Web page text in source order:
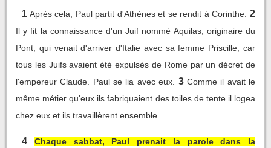
1 Après cela, Paul partit d'Athènes et se rendit à Corinthe. 2
Il y fit la connaissance d'un Juif nommé Aquilas, originaire du
Pont, qui venait d'arriver d'Italie avec sa femme Priscille, car
tous les Juifs avaient été expulsés de Rome par un décret de
l'empereur Claude. Paul se lia avec eux.
3 Comme il avait le
même métier qu'eux ils fabriquaient des toiles de tente il logea
chez eux et ils travaillèrent ensemble.
4
Chaque sabbat, Paul prenait la parole dans la